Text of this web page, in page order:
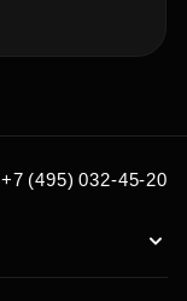
+7 (495) 032-45-20